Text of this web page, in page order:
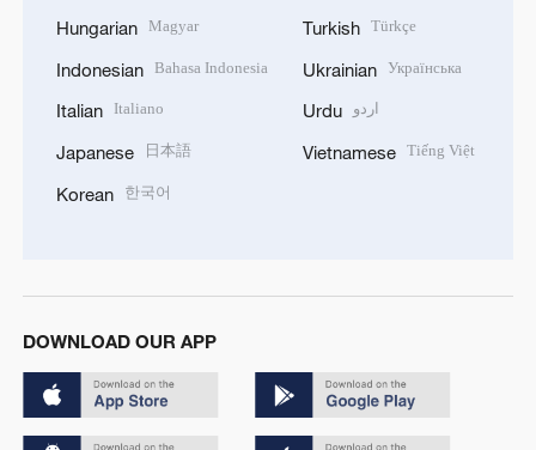
Hungarian Magyar
Indonesian Bahasa Indonesia
Italian Italiano
Japanese 日本語
Korean 한국어
Turkish Türkçe
Ukrainian Українська
Urdu اردو
Vietnamese Tiếng Việt
DOWNLOAD OUR APP